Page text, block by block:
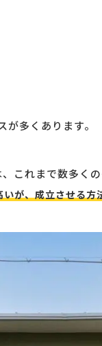
が多くあります。
これまで数多く
いが、成立させる方